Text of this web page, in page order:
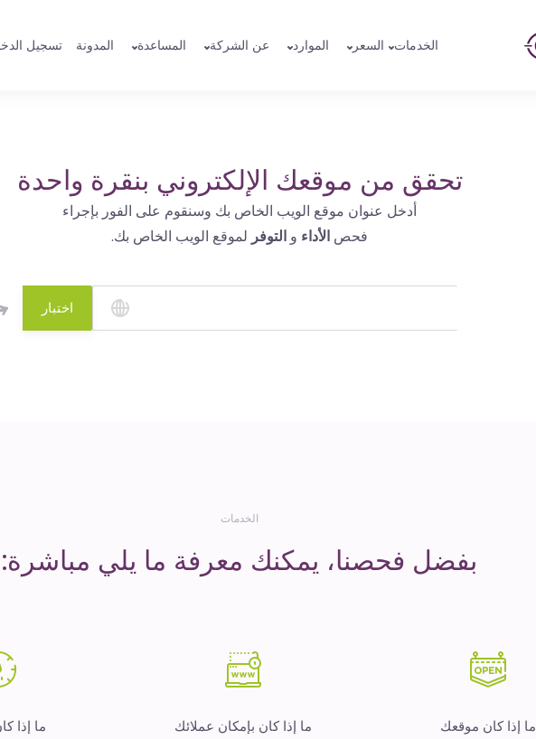
الخدمات السعر الموارد عن الشركة المساعدة المدونة تسجيل
تحقق من موقعك الإلكتروني بنقرة واحدة
أدخل عنوان موقع الويب الخاص بك وسنقوم على الفور بإجراء
فحص الأداء و التوفر لموقع الويب الخاص بك.
اختبار
الخدمات
بفضل فحصنا، يمكنك معرفة ما يلي مباشرة:
ما إذا كان موقعك
ما إذا كان بإمكان عملائك
ما إذا